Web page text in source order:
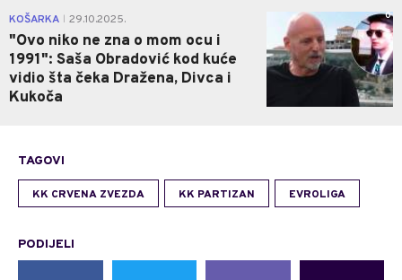
KOŠARKA 29.10.2025.
"Ovo niko ne zna o mom ocu i
1991": Saša Obradović kod kuće
vidio šta čeka Dražena, Divca i
Kukoča
0
TAGOVI
KK CRVENA ZVEZDA KK PARTIZAN EVROLIGA
PODIJELI